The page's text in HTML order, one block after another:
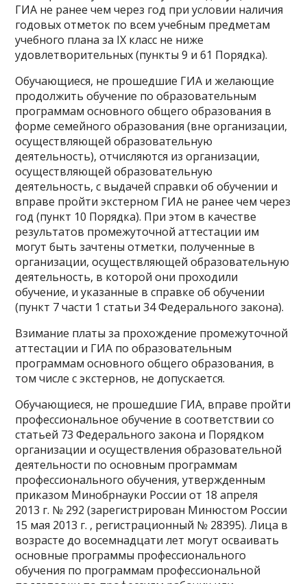
ГИА не ранее чем через год при условии наличия
годовых отметок по всем учебным предметам
учебного плана за IX класс не ниже
удовлетворительных (пункты 9 и 61 Порядка).
Обучающиеся, не прошедшие ГИА и желающие
продолжить обучение по образовательным
программам основного общего образования в
форме семейного образования (вне организации,
осуществляющей образовательную
деятельность), отчисляются из организации,
осуществляющей образовательную
деятельность, с выдачей справки об обучении и
вправе пройти экстерном ГИА не ранее чем через
год (пункт 10 Порядка). При этом в качестве
результатов промежуточной аттестации им
могут быть зачтены отметки, полученные в
организации, осуществляющей образовательную
деятельность, в которой они проходили
обучение, и указанные в справке об обучении
(пункт 7 части 1 статьи 34 Федерального закона).
Взимание платы за прохождение промежуточной
аттестации и ГИА по образовательным
программам основного общего образования, в
том числе с экстернов, не допускается.
Обучающиеся, не прошедшие ГИА, вправе пройти
профессиональное обучение в соответствии со
статьей 73 Федерального закона и Порядком
организации и осуществления образовательной
деятельности по основным программам
профессионального обучения, утвержденным
приказом Минобрнауки России от 18 апреля
2013 г. № 292 (зарегистрирован Минюстом России
15 мая 2013 г. , регистрационный № 28395). Лица в
возрасте до восемнадцати лет могут осваивать
основные программы профессионального
обучения по программам профессиональной